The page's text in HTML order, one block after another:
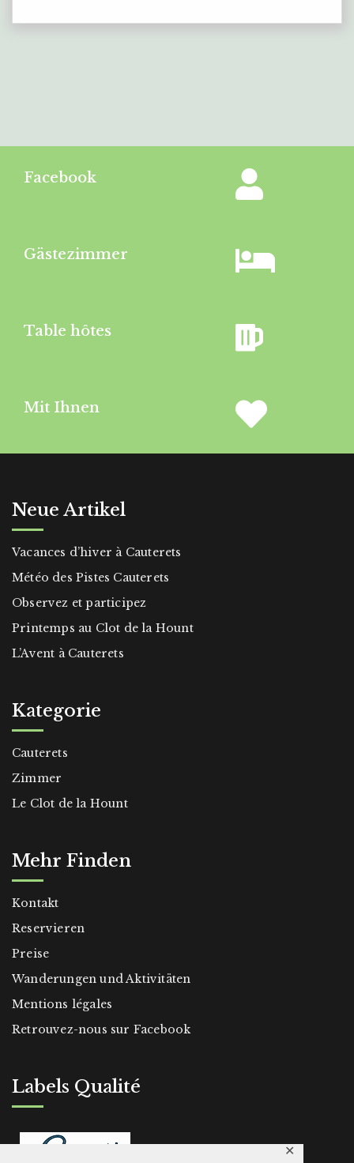
✕
Facebook
Gästezimmer
Table hôtes
Mit Ihnen
Neue Artikel
Vacances d’hiver à Cauterets
Météo des Pistes Cauterets
Observez et participez
Printemps au Clot de la Hount
L’Avent à Cauterets
Kategorie
Cauterets
Zimmer
Le Clot de la Hount
Mehr Finden
Kontakt
Reservieren
Preise
Wanderungen und Aktivitäten
Mentions légales
Retrouvez-nous sur Facebook
Labels Qualité